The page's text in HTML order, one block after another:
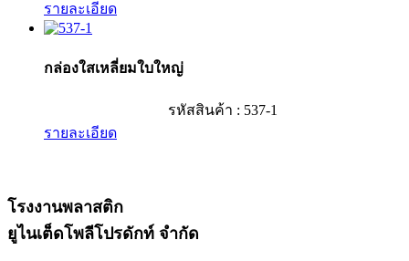
รายละเอียด
กล่องใสเหลี่ยมใบใหญ่
รหัสสินค้า : 537-1
รายละเอียด
โรงงานพลาสติก
ยูไนเต็ดโพลีโปรดักท์ จำกัด